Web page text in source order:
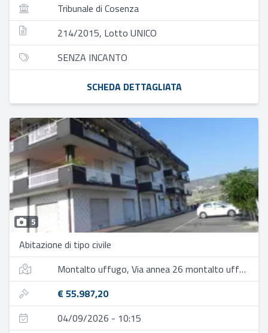
Tribunale di Cosenza
214/2015, Lotto UNICO
SENZA INCANTO
SCHEDA DETTAGLIATA
5
Abitazione di tipo civile
Montalto uffugo, Via annea 26 montalto uffugo cs
€ 55.987,20
04/09/2026 - 10:15